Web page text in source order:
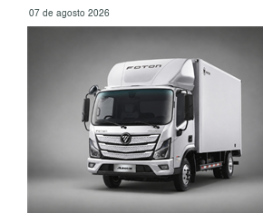
07 de agosto 2026